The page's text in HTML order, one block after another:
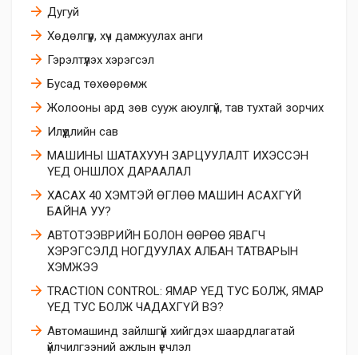
Дугуй
​Хөдөлгүүр, хүч дамжуулах анги
​Гэрэлтүүлэх хэрэгсэл
Бусад төхөөрөмж
Жолооны ард зөв сууж аюулгүй, тав тухтай зорчих
Илүүдлийн сав
МАШИНЫ ШАТАХУУН ЗАРЦУУЛАЛТ ИХЭССЭН
ҮЕД ОНШЛОХ ДАРААЛАЛ
ХАСАХ 40 ХЭМТЭЙ ӨГЛӨӨ МАШИН АСАХГҮЙ
БАЙНА УУ?
АВТОТЭЭВРИЙН БОЛОН ӨӨРӨӨ ЯВАГЧ
ХЭРЭГСЭЛД НОГДУУЛАХ АЛБАН ТАТВАРЫН
ХЭМЖЭЭ
TRACTION CONTROL: ЯМАР ҮЕД ТУС БОЛЖ, ЯМАР
ҮЕД ТУС БОЛЖ ЧАДАХГҮЙ ВЭ?
Автомашинд зайлшгүй хийгдэх шаардлагатай
үйлчилгээний ажлын үечлэл